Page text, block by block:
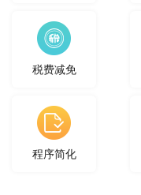
税费减免
程序简化